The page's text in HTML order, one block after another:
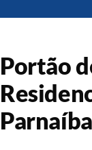
Portão